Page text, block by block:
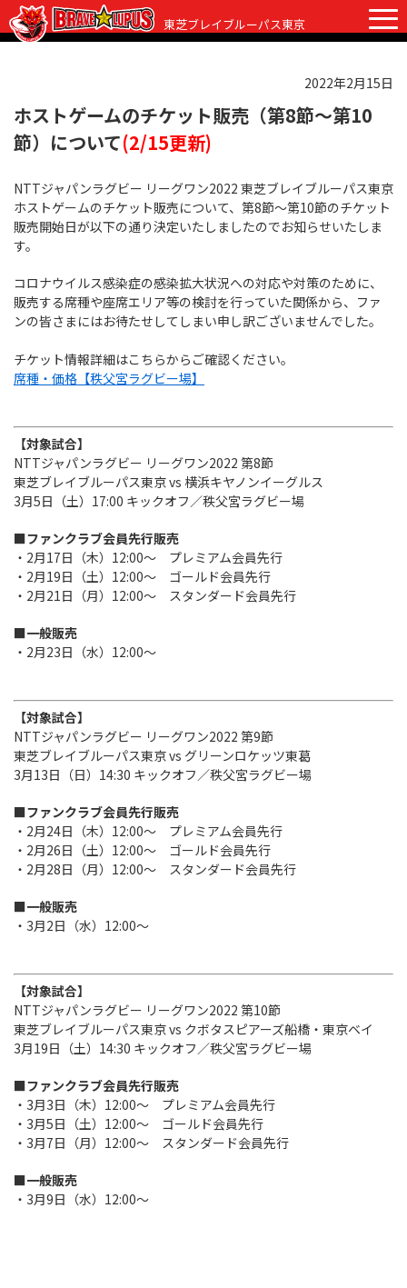
東芝ブレイブルーパス東京
チケット グッズ ファンクラブ 観戦ガイド
観戦ガイド
初めての観戦
ラグビーって何？
クラブからのお願い
試合日程・結果
選手・スタッフ
選手
スタッフ
マスコット
クラブ情報
クラブ情報
株式会社 ブレイブルーパス東京概要
地域貢献活動
アカデミー
パートナー
パートナーシップのご案内
2022年2月15日
ホストゲームのチケット販売（第8節～第10
節）について(2/15更新)
NTTジャパンラグビー リーグワン2022 東芝ブレイブルーパス東京
ホストゲームのチケット販売について、第8節～第10節のチケット
販売開始日が以下の通り決定いたしましたのでお知らせいたしま
す。
コロナウイルス感染症の感染拡大状況への対応や対策のために、
販売する席種や座席エリア等の検討を行っていた関係から、ファ
ンの皆さまにはお待たせしてしまい申し訳ございませんでした。
チケット情報詳細はこちらからご確認ください。
席種・価格【秩父宮ラグビー場】
【対象試合】
NTTジャパンラグビー リーグワン2022 第8節
東芝ブレイブルーパス東京 vs 横浜キヤノンイーグルス
3月5日（土）17:00 キックオフ／秩父宮ラグビー場
■ファンクラブ会員先行販売
・2月17日（木）12:00～ プレミアム会員先行
・2月19日（土）12:00～ ゴールド会員先行
・2月21日（月）12:00～ スタンダード会員先行
■一般販売
・2月23日（水）12:00～
【対象試合】
NTTジャパンラグビー リーグワン2022 第9節
東芝ブレイブルーパス東京 vs グリーンロケッツ東葛
3月13日（日）14:30 キックオフ／秩父宮ラグビー場
■ファンクラブ会員先行販売
・2月24日（木）12:00～ プレミアム会員先行
・2月26日（土）12:00～ ゴールド会員先行
・2月28日（月）12:00～ スタンダード会員先行
■一般販売
・3月2日（水）12:00～
【対象試合】
NTTジャパンラグビー リーグワン2022 第10節
東芝ブレイブルーパス東京 vs クボタスピアーズ船橋・東京ベイ
3月19日（土）14:30 キックオフ／秩父宮ラグビー場
■ファンクラブ会員先行販売
・3月3日（木）12:00～ プレミアム会員先行
・3月5日（土）12:00～ ゴールド会員先行
・3月7日（月）12:00～ スタンダード会員先行
■一般販売
・3月9日（水）12:00～